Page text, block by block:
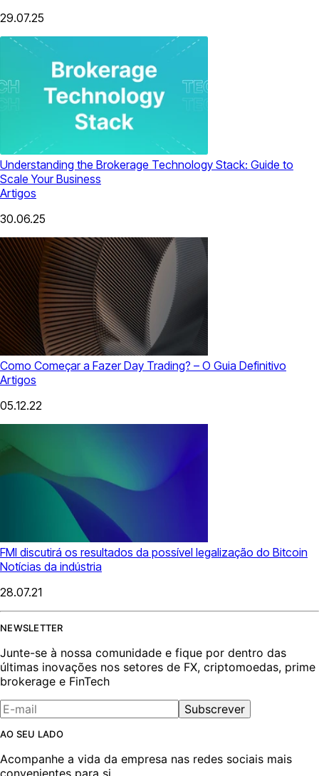
29.07.25
Understanding the Brokerage Technology Stack: Guide to
Scale Your Business
Artigos
30.06.25
Como Começar a Fazer Day Trading? – O Guia Definitivo
Artigos
05.12.22
FMI discutirá os resultados da possível legalização do Bitcoin
Notícias da indústria
28.07.21
NEWSLETTER
Junte-se à nossa comunidade e fique por dentro das
últimas inovações nos setores de FX, criptomoedas, prime
brokerage e FinTech
Subscrever
AO SEU LADO
Acompanhe a vida da empresa nas redes sociais mais
convenientes para si